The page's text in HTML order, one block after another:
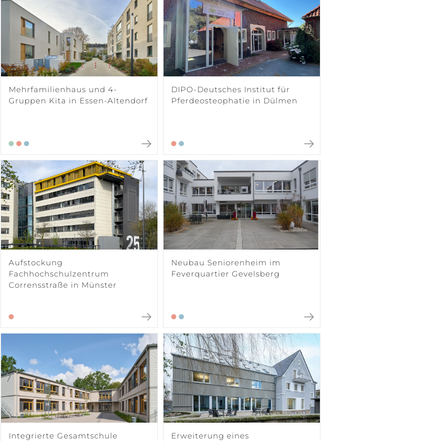
Mehrfamilienhaus und 4-
Gruppen Kita in Essen-Altendorf
DIPO-Deutsches Institut für
Pferdeosteophatie in Dülmen
Aufstockung
Fachhochschulzentrum
Corrensstraße in Münster
Neubau Seniorenheim im
Feverquartier Gevelsberg
Integrierte Gesamtschule
Erweiterung eines